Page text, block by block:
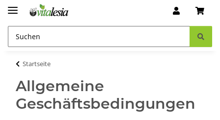
Startseite
Allgemeine
Geschäftsbedingungen